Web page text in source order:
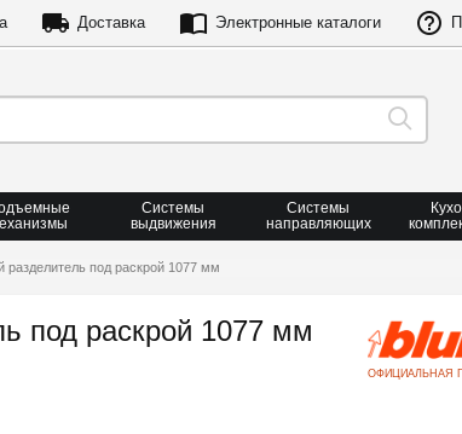
Доставка Электронные каталоги
Системы
выдвижения
Системы
направляющих
под раскрой 1077 мм
под раскрой 1077 мм
ОФИЦИАЛЬНАЯ